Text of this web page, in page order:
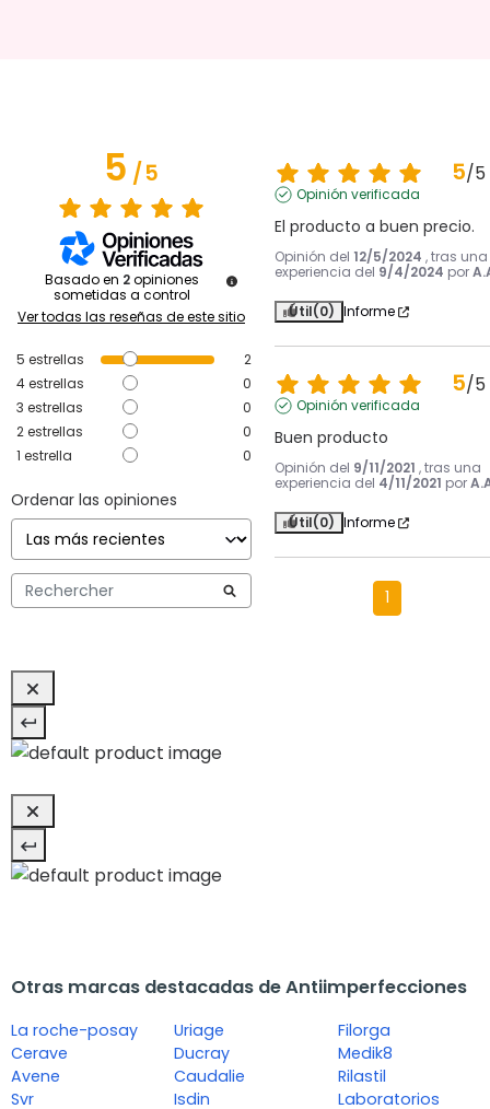
5/5
Basado en 2 opiniones
sometidas a control
Ver todas las reseñas de este sitio
5 estrellas
2
4estrellas
0
3 estrellas
0
2estrellas
0
1 estrella 0
Ordenar las opiniones
5/5
Opinión verificada
El producto a buen precio.
Opinión del 12/5/2024 , tras una
experiencia del 9/4/2024 por
Útil(0) Informe
5/5
Opinión verificada
Buen producto
Opinión del 9/11/2021 , tras una
experiencia del 4/11/2021 por
Útil(0) Informe
1
Otras marcas destacadas de Antiimperfecciones
La roche-posay
Cerave
Avene
Svr
Uriage
Ducray
Caudalie
Isdin
Filorga
Medik8
Rilastil
Laboratorios